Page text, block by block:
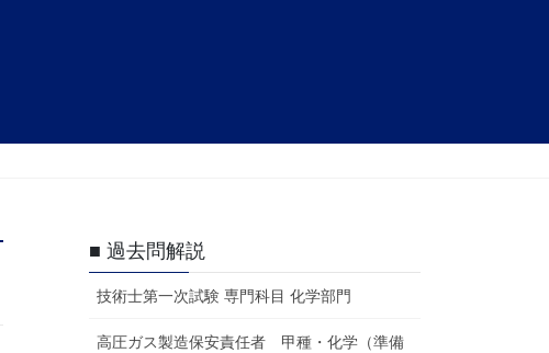
■ 過去問解説
技術士第一次試験 専門科目 化学部門
高圧ガス製造保安責任者 甲種・化学（準備